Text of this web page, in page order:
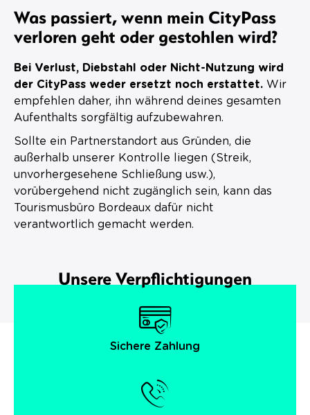
Was passiert, wenn mein CityPass
verloren geht oder gestohlen wird?
Bei Verlust, Diebstahl oder Nicht-Nutzung wird
der CityPass weder ersetzt noch erstattet. Wir
empfehlen daher, ihn während deines gesamten
Aufenthalts sorgfältig aufzubewahren.
Sollte ein Partnerstandort aus Gründen, die
außerhalb unserer Kontrolle liegen (Streik,
unvorhergesehene Schließung usw.),
vorübergehend nicht zugänglich sein, kann das
Tourismusbüro Bordeaux dafür nicht
verantwortlich gemacht werden.
Unsere Verpflichtigungen
Sichere Zahlung